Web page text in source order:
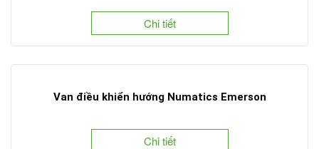
Chi tiết
Van điều khiển hướng Numatics Emerson
Chi tiết